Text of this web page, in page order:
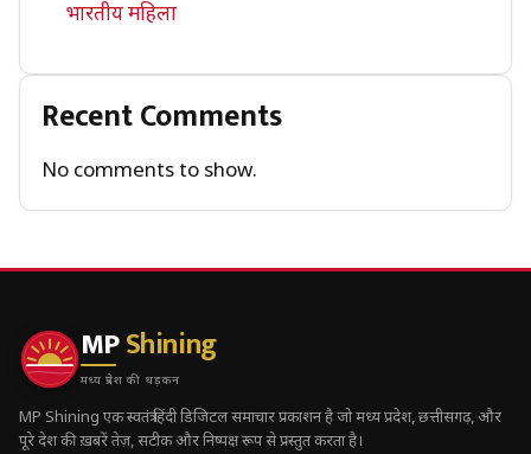
भारतीय महिला
Recent Comments
No comments to show.
MPShining
मध्य प्रदेश की धड़कन
MP Shining एक स्वतंत्र हिंदी डिजिटल समाचार प्रकाशन है जो मध्य प्रदेश, छत्तीसगढ़, और
पूरे देश की ख़बरें तेज़, सटीक और निष्पक्ष रूप से प्रस्तुत करता है।